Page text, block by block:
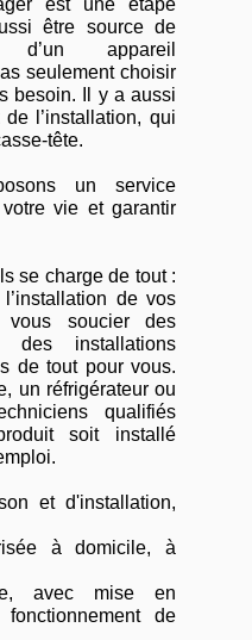
être source de
d’un appareil
seulement choisir
besoin. Il y a aussi
l’installation, qui
tête.
un service
vie et garantir
se charge de tout :
de vos
soucier des
des installations
de tout pour vous.
un réfrigérateur ou
qualifiés
soit installé
et d'installation,
à domicile, à
avec mise en
de